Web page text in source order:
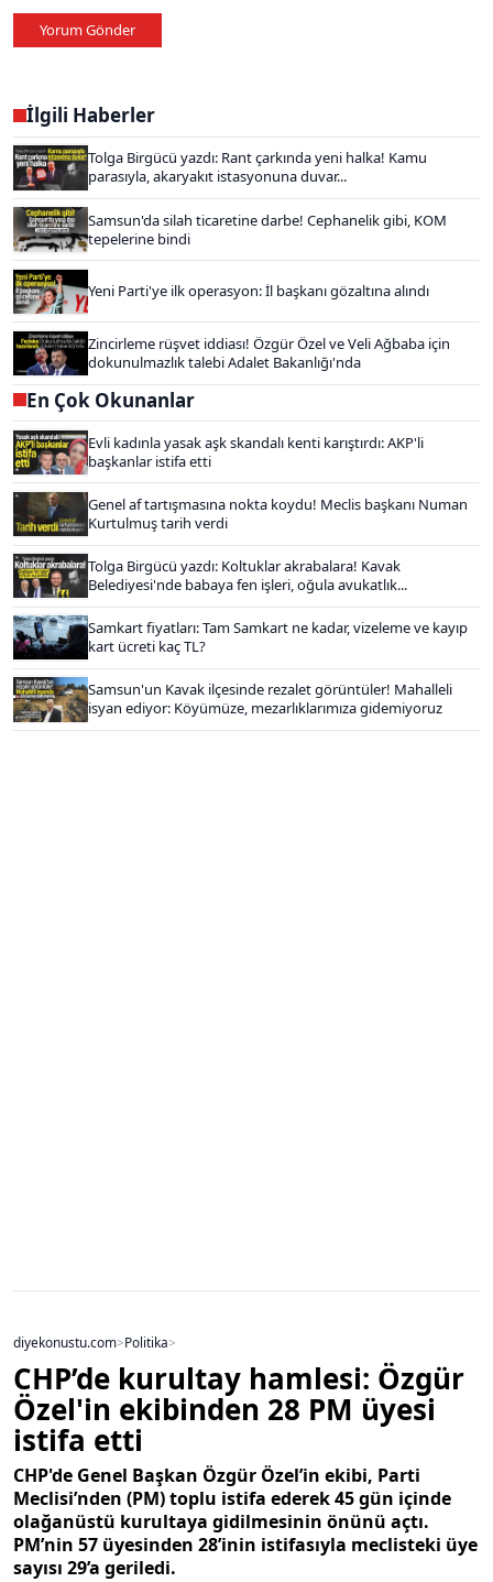
Yorum Gönder
İlgili Haberler
Tolga Birgücü yazdı: Rant çarkında yeni halka! Kamu
parasıyla, akaryakıt istasyonuna duvar...
Samsun'da silah ticaretine darbe! Cephanelik gibi, KOM
tepelerine bindi
Yeni Parti'ye ilk operasyon: İl başkanı gözaltına alındı
Zincirleme rüşvet iddiası! Özgür Özel ve Veli Ağbaba için
dokunulmazlık talebi Adalet Bakanlığı'nda
En Çok Okunanlar
Evli kadınla yasak aşk skandalı kenti karıştırdı: AKP'li
başkanlar istifa etti
Genel af tartışmasına nokta koydu! Meclis başkanı Numan
Kurtulmuş tarih verdi
Tolga Birgücü yazdı: Koltuklar akrabalara! Kavak
Belediyesi'nde babaya fen işleri, oğula avukatlık...
Samkart fiyatları: Tam Samkart ne kadar, vizeleme ve kayıp
kart ücreti kaç TL?
Samsun'un Kavak ilçesinde rezalet görüntüler! Mahalleli
isyan ediyor: Köyümüze, mezarlıklarımıza gidemiyoruz
diyekonustu.com>Politika>
CHP’de kurultay hamlesi: Özgür
Özel'in ekibinden 28 PM üyesi
istifa etti
CHP'de Genel Başkan Özgür Özel’in ekibi, Parti
Meclisi’nden (PM) toplu istifa ederek 45 gün içinde
olağanüstü kurultaya gidilmesinin önünü açtı.
PM’nin 57 üyesinden 28’inin istifasıyla meclisteki üye
sayısı 29’a geriledi.